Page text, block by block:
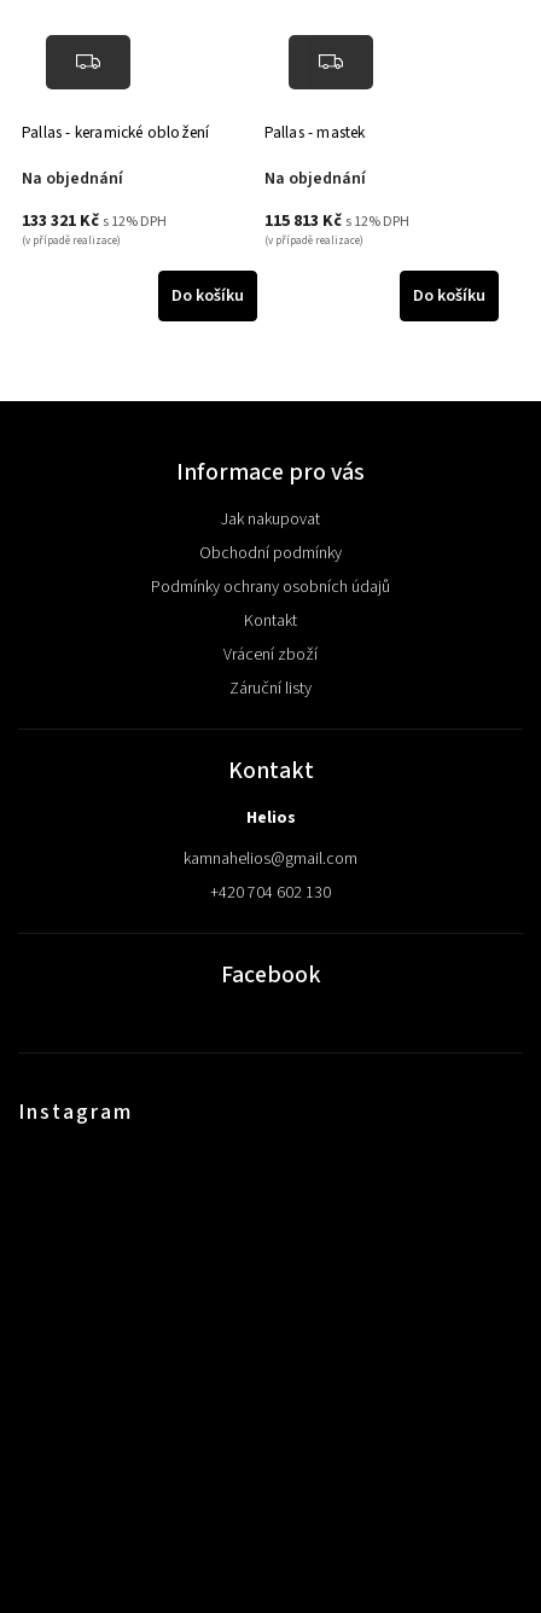
Pallas - keramické obložení
Na objednání
133 321 Kč s 12% DPH
(v případě realizace)
Do košíku
Pallas - mastek
Na objednání
115 813 Kč s 12% DPH
(v případě realizace)
Do košíku
Informace pro vás
Jak nakupovat
Obchodní podmínky
Podmínky ochrany osobních údajů
Kontakt
Vrácení zboží
Záruční listy
Kontakt
Helios
kamnahelios@gmail.com
+420 704 602 130
Facebook
Instagram